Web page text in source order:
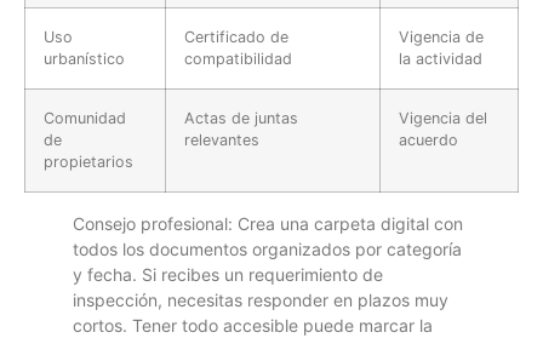
Uso
urbanístico
Certificado de
compatibilidad
Vigencia de
la actividad
Comunidad
de
propietarios
Actas de juntas
relevantes
Vigencia del
acuerdo
Consejo profesional: Crea una carpeta digital con
todos los documentos organizados por categoría
y fecha. Si recibes un requerimiento de
inspección, necesitas responder en plazos muy
cortos. Tener todo accesible puede marcar la